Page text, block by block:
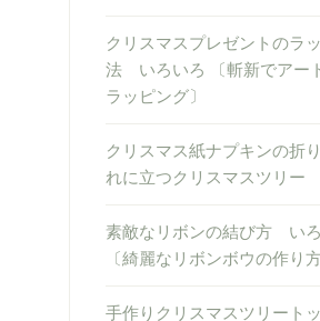
クリスマスプレゼントのラ
法 いろいろ 〔斬新でアー
ラッピング〕
クリスマス紙ナプキンの折
れに立つクリスマスツリー
素敵なリボンの結び方 い
〔綺麗なリボンボウの作り方
手作りクリスマスツリート